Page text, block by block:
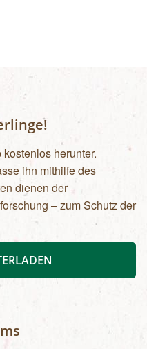
herunter.
ihn mithilfe des
dienen der
– zum Schutz der